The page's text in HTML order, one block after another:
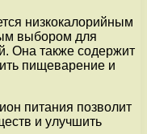
низкокалорийным
выбором для
Она также содержит
пищеварение и
питания позволит
и улучшить